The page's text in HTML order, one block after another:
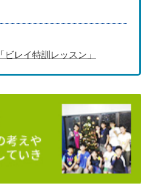
ビレイ特訓レッスン」